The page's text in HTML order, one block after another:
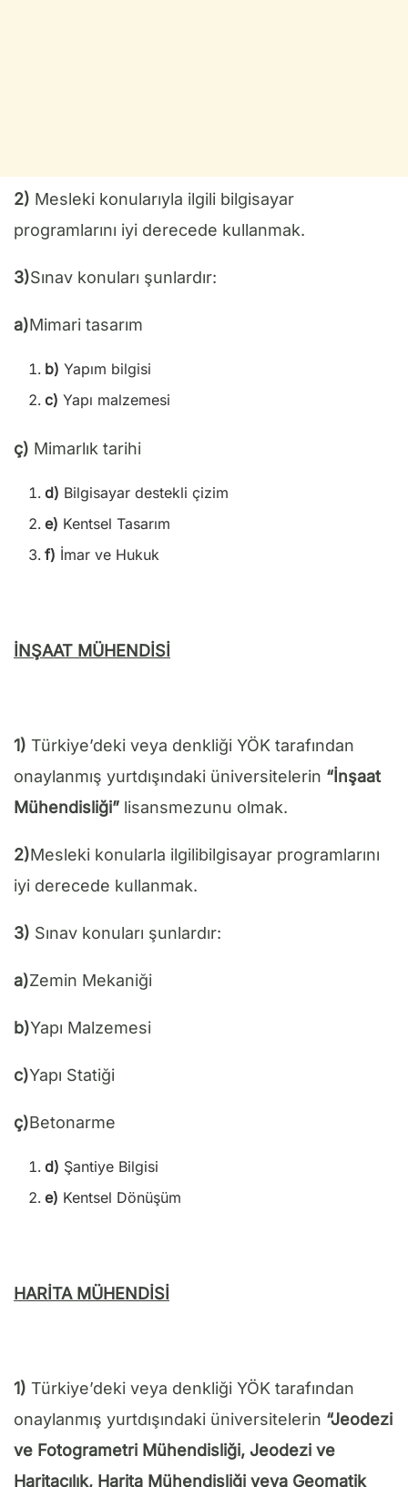
2) Mesleki konularıyla ilgili bilgisayar
programlarını iyi derecede kullanmak.
3)Sınav konuları şunlardır:
a)Mimari tasarım
b) Yapım bilgisi
c) Yapı malzemesi
ç) Mimarlık tarihi
d) Bilgisayar destekli çizim
e) Kentsel Tasarım
f) İmar ve Hukuk
İNŞAAT MÜHENDİSİ
1) Türkiye’deki veya denkliği YÖK tarafından
onaylanmış yurtdışındaki üniversitelerin “İnşaat
Mühendisliği” lisansmezunu olmak.
2)Mesleki konularla ilgilibilgisayar programlarını
iyi derecede kullanmak.
3) Sınav konuları şunlardır:
a)Zemin Mekaniği
b)Yapı Malzemesi
c)Yapı Statiği
ç)Betonarme
d) Şantiye Bilgisi
e) Kentsel Dönüşüm
HARİTA MÜHENDİSİ
1) Türkiye’deki veya denkliği YÖK tarafından
onaylanmış yurtdışındaki üniversitelerin “Jeodezi
ve Fotogrametri Mühendisliği, Jeodezi ve
Haritacılık, Harita Mühendisliği veya Geomatik